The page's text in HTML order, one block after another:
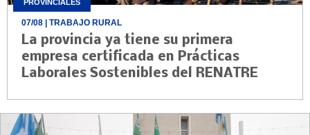
PROVINCIALES
07/08 | TRABAJO RURAL
La provincia ya tiene su primera
empresa certificada en Prácticas
Laborales Sostenibles del RENATRE